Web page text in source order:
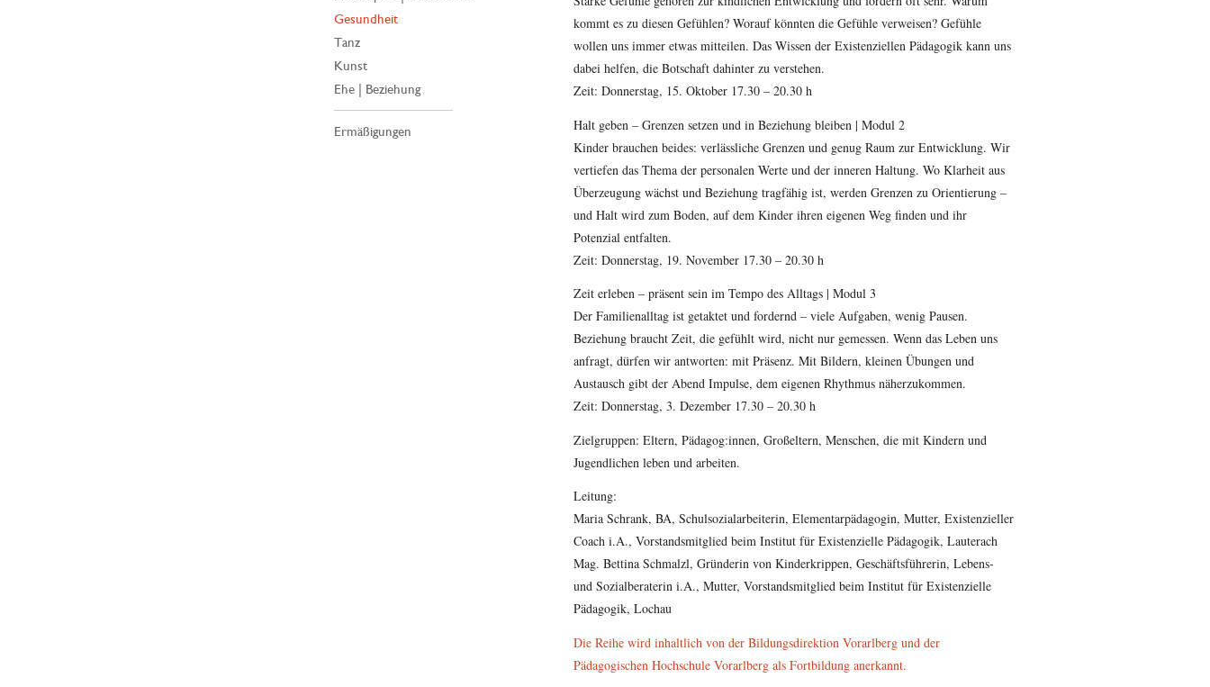
Gesundheit
Tanz
Kunst
Ehe | Beziehung
Ermäßigungen
kommt es zu diesen Gefühlen? Worauf könnten die Gefühle verweisen? Gefühle
wollen uns immer etwas mitteilen. Das Wissen der Existenziellen Pädagogik kann uns
dabei helfen, die Botschaft dahinter zu verstehen.
Zeit: Donnerstag, 15. Oktober 17.30 – 20.30 h
Halt geben – Grenzen setzen und in Beziehung bleiben | Modul 2
Kinder brauchen beides: verlässliche Grenzen und genug Raum zur Entwicklung. Wir
vertiefen das Thema der personalen Werte und der inneren Haltung. Wo Klarheit aus
Überzeugung wächst und Beziehung tragfähig ist, werden Grenzen zu Orientierung –
und Halt wird zum Boden, auf dem Kinder ihren eigenen Weg finden und ihr
Potenzial entfalten.
Zeit: Donnerstag, 19. November 17.30 – 20.30 h
Zeit erleben – präsent sein im Tempo des Alltags | Modul 3
Der Familienalltag ist getaktet und fordernd – viele Aufgaben, wenig Pausen.
Beziehung braucht Zeit, die gefühlt wird, nicht nur gemessen. Wenn das Leben uns
anfragt, dürfen wir antworten: mit Präsenz. Mit Bildern, kleinen Übungen und
Austausch gibt der Abend Impulse, dem eigenen Rhythmus näherzukommen.
Zeit: Donnerstag, 3. Dezember 17.30 – 20.30 h
Zielgruppen: Eltern, Pädagog:innen, Großeltern, Menschen, die mit Kindern und
Jugendlichen leben und arbeiten.
Leitung:
Maria Schrank, BA, Schulsozialarbeiterin, Elementarpädagogin, Mutter, Existenzieller
Coach i.A., Vorstandsmitglied beim Institut für Existenzielle Pädagogik, Lauterach
Mag. Bettina Schmalzl, Gründerin von Kinderkrippen, Geschäftsführerin, Lebens-
und Sozialberaterin i.A., Mutter, Vorstandsmitglied beim Institut für Existenzielle
Pädagogik, Lochau
Die Reihe wird inhaltlich von der Bildungsdirektion Vorarlberg und der
Pädagogischen Hochschule Vorarlberg als Fortbildung anerkannt.